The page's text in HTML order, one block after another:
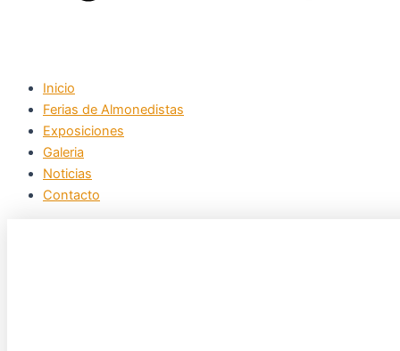
Inicio
Ferias de Almonedistas
Exposiciones
Galeria
Noticias
Contacto